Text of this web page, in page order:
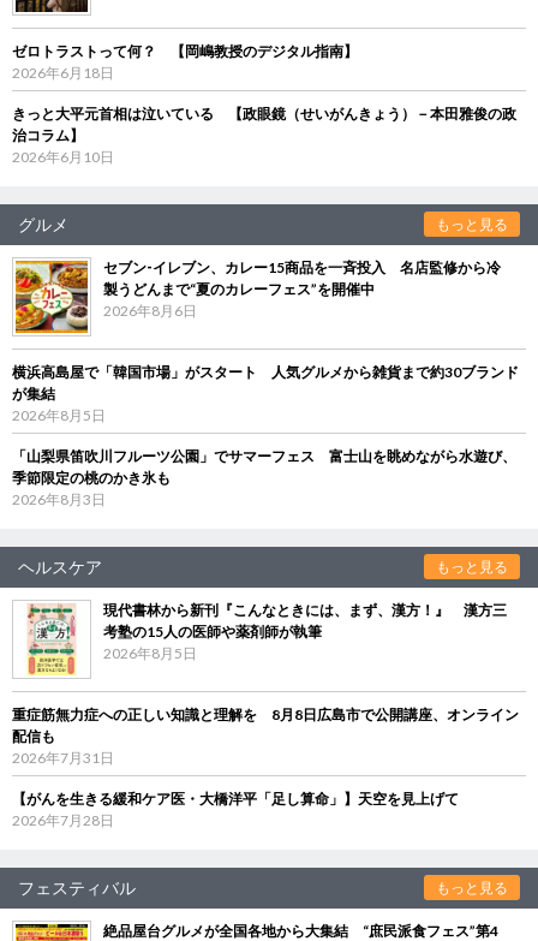
ゼロトラストって何？ 【岡嶋教授のデジタル指南】
2026年6月18日
きっと大平元首相は泣いている 【政眼鏡（せいがんきょう）－本田雅俊の政
治コラム】
2026年6月10日
グルメ もっと見る
セブン‐イレブン、カレー15商品を一斉投入 名店監修から冷
製うどんまで“夏のカレーフェス”を開催中
2026年8月6日
横浜高島屋で「韓国市場」がスタート 人気グルメから雑貨まで約30ブランド
が集結
2026年8月5日
「山梨県笛吹川フルーツ公園」でサマーフェス 富士山を眺めながら水遊び、
季節限定の桃のかき氷も
2026年8月3日
ヘルスケア もっと見る
現代書林から新刊『こんなときには、まず、漢方！』 漢方三
考塾の15人の医師や薬剤師が執筆
2026年8月5日
重症筋無力症への正しい知識と理解を 8月8日広島市で公開講座、オンライン
配信も
2026年7月31日
【がんを生きる緩和ケア医・大橋洋平「足し算命」】天空を見上げて
2026年7月28日
フェスティバル もっと見る
絶品屋台グルメが全国各地から大集結 “庶民派食フェス”第4